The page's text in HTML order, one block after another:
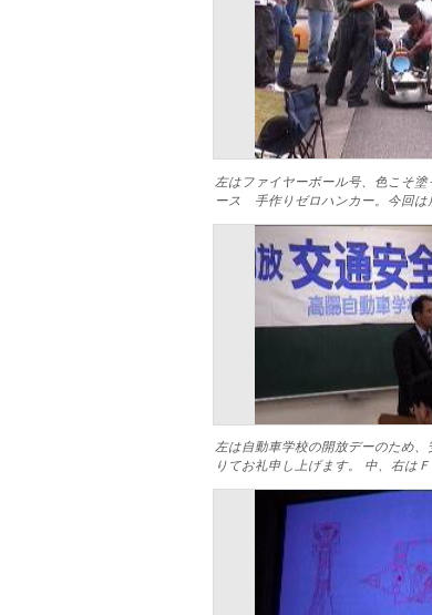
左はファイヤーボール号、色こそ
ース 手作りゼロハンカー。今回は
左は自動車学校の開放デーのため
りてお礼申し上げます。 中、右は